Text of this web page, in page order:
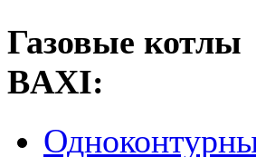
Газовые котлы
BAXI: